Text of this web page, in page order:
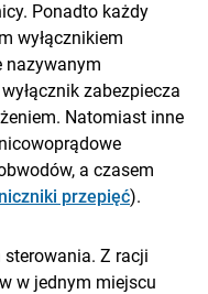
Ponadto każdy
wyłącznikiem
nazywanym
zabezpiecza
Natomiast inne
a czasem
przepięć).
Z racji
w jednym miejscu